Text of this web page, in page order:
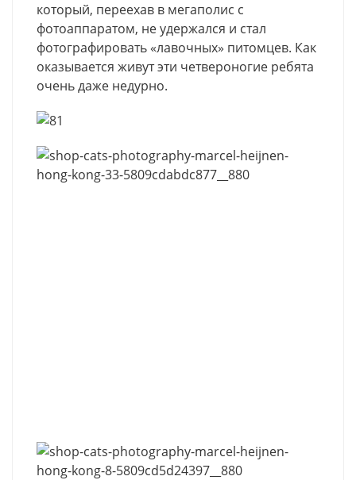
который, переехав в мегаполис с
фотоаппаратом, не удержался и стал
фотографировать «лавочных» питомцев. Как
оказывается живут эти четвероногие ребята
очень даже недурно.